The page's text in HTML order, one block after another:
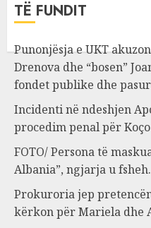
TË FUNDIT
Punonjësja e UKT
Drenova dhe “bosen”
fondet publike dhe
Incidenti në ndeshjen
procedim penal për
FOTO/ Persona të
Albania”, ngjarja u
Prokuroria jep
kërkon për Mariela dhe